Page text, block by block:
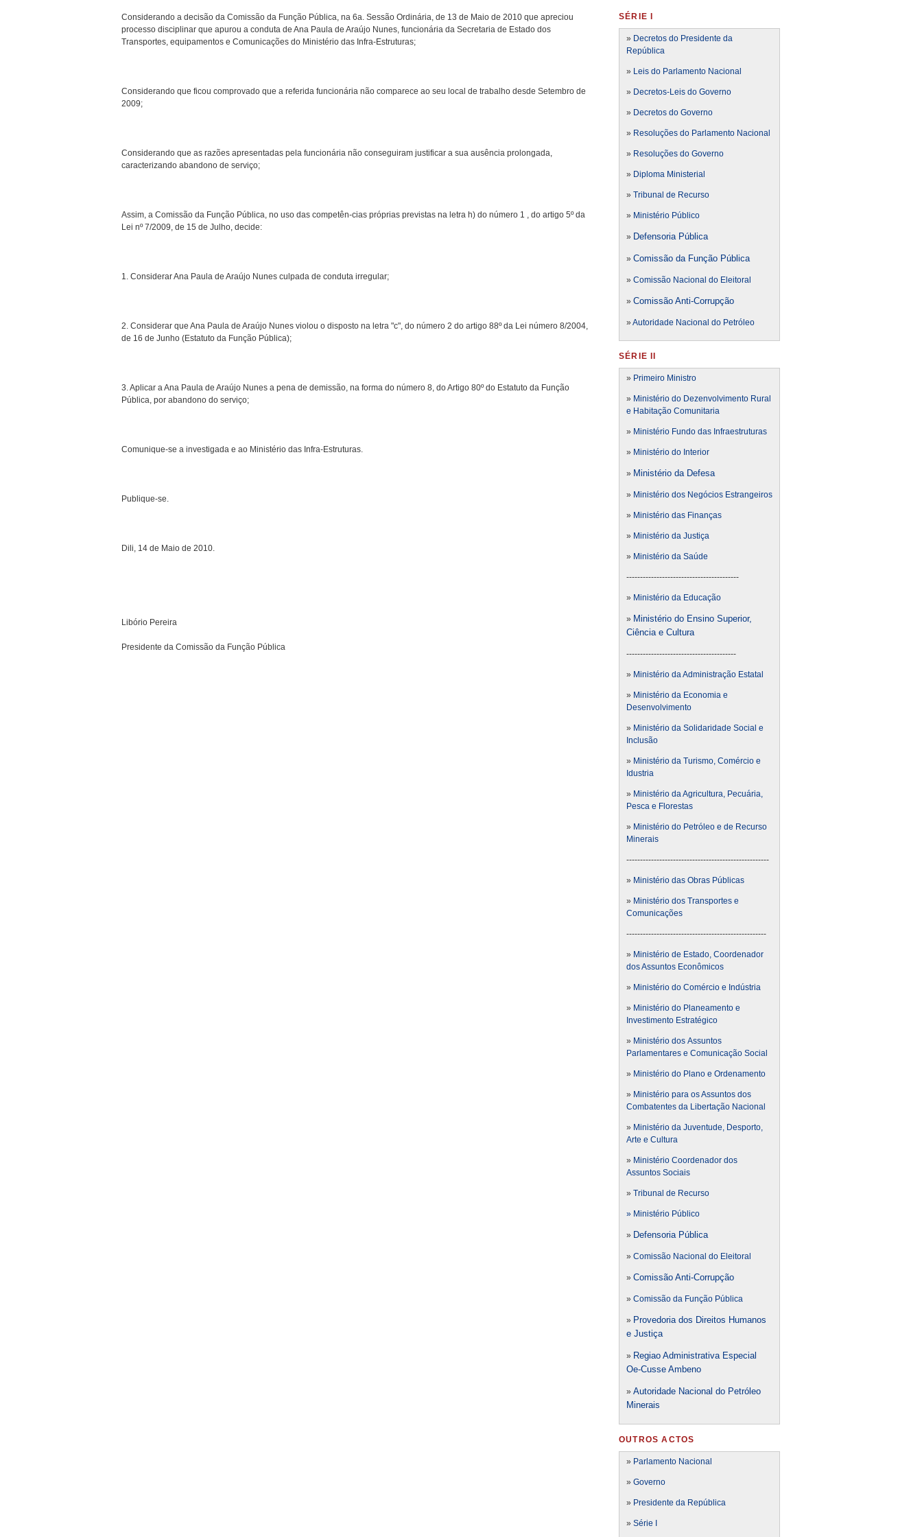
Considerando a decisão da Comissão da Função Pública, na 6a. Sessão Ordinária, de 13 de Maio de 2010 que apreciou
processo disciplinar que apurou a conduta de Ana Paula de Araújo Nunes, funcionária da Secretaria de Estado dos
Transportes, equipamentos e Comunicações do Ministério das Infra-Estruturas;
Considerando que ficou comprovado que a referida funcionária não comparece ao seu local de trabalho desde Setembro de
2009;
Considerando que as razões apresentadas pela funcionária não conseguiram justificar a sua ausência prolongada,
caracterizando abandono de serviço;
Assim, a Comissão da Função Pública, no uso das competên-cias próprias previstas na letra h) do número 1 , do artigo 5º da
Lei nº 7/2009, de 15 de Julho, decide:
1. Considerar Ana Paula de Araújo Nunes culpada de conduta irregular;
2. Considerar que Ana Paula de Araújo Nunes violou o disposto na letra "c", do número 2 do artigo 88º da Lei número 8/2004,
de 16 de Junho (Estatuto da Função Pública);
3. Aplicar a Ana Paula de Araújo Nunes a pena de demissão, na forma do número 8, do Artigo 80º do Estatuto da Função
Pública, por abandono do serviço;
Comunique-se a investigada e ao Ministério das Infra-Estruturas.
Publique-se.
Dili, 14 de Maio de 2010.
Libório Pereira
Presidente da Comissão da Função Pública
SÉRIE I
» Decretos do Presidente da
República
» Leis do Parlamento Nacional
» Decretos-Leis do Governo
» Decretos do Governo
» Resoluções do Parlamento Nacional
» Resoluções do Governo
» Diploma Ministerial
» Tribunal de Recurso
» Ministério Público
» Defensoria Pública
» Comissão da Função Pública
» Comissão Nacional do Eleitoral
» Comissão Anti-Corrupção
» Autoridade Nacional do Petróleo
SÉRIE II
» Primeiro Ministro
» Ministério do Dezenvolvimento Rural
e Habitação Comunitaria
» Ministério Fundo das Infraestruturas
» Ministério do Interior
» Ministério da Defesa
» Ministério dos Negócios Estrangeiros
» Ministério das Finanças
» Ministério da Justiça
» Ministério da Saúde
-----------------------------------------
» Ministério da Educação
» Ministério do Ensino Superior,
Ciência e Cultura
----------------------------------------
» Ministério da Administração Estatal
» Ministério da Economia e
Desenvolvimento
» Ministério da Solidaridade Social e
Inclusão
» Ministério da Turismo, Comércio e
Idustria
» Ministério da Agricultura, Pecuária,
Pesca e Florestas
» Ministério do Petróleo e de Recurso
Minerais
----------------------------------------------------
» Ministério das Obras Públicas
» Ministério dos Transportes e
Comunicações
---------------------------------------------------
» Ministério de Estado, Coordenador
dos Assuntos Econômicos
» Ministério do Comércio e Indústria
» Ministério do Planeamento e
Investimento Estratégico
» Ministério dos Assuntos
Parlamentares e Comunicação Social
» Ministério do Plano e Ordenamento
» Ministério para os Assuntos dos
Combatentes da Libertação Nacional
» Ministério da Juventude, Desporto,
Arte e Cultura
» Ministério Coordenador dos
Assuntos Sociais
» Tribunal de Recurso
» Ministério Público
» Defensoria Pública
» Comissão Nacional do Eleitoral
» Comissão Anti-Corrupção
» Comissão da Função Pública
» Provedoria dos Direitos Humanos
e Justiça
» Regiao Administrativa Especial
Oe-Cusse Ambeno
» Autoridade Nacional do Petróleo
Minerais
OUTROS ACTOS
» Parlamento Nacional
» Governo
» Presidente da República
» Série I